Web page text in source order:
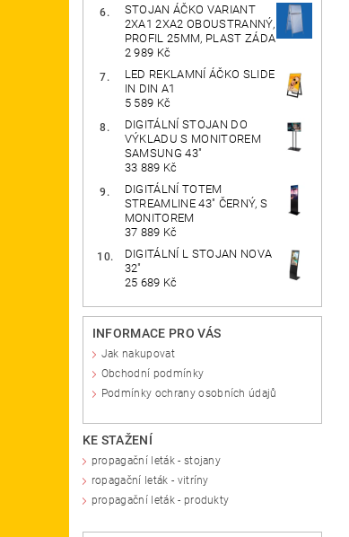
STOJAN ÁČKO VARIANT
2XA1 2XA2 OBOUSTRANNÝ,
PROFIL 25MM, PLAST ZÁDA
2 989 Kč
LED REKLAMNÍ ÁČKO SLIDE
IN DIN A1
5 589 Kč
DIGITÁLNÍ STOJAN DO
VÝKLADU S MONITOREM
SAMSUNG 43"
33 889 Kč
DIGITÁLNÍ TOTEM
STREAMLINE 43" ČERNÝ, S
MONITOREM
37 889 Kč
DIGITÁLNÍ L STOJAN NOVA
32"
25 689 Kč
INFORMACE PRO VÁS
Jak nakupovat
Obchodní podmínky
Podmínky ochrany osobních údajů
KE STAŽENÍ
propagační leták - stojany
ropagační leták - vitríny
propagační leták - produkty